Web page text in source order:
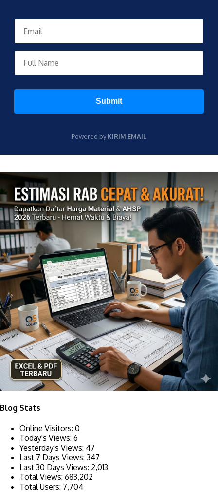
Submit
Powered byKIRIM.EMAIL
Blog Stats
Online Visitors: 0
Today's Views: 6
Yesterday's Views: 47
Last 7 Days Views: 347
Last 30 Days Views: 2,013
Total Views: 683,202
Total Users: 7,704